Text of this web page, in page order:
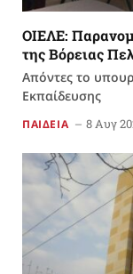
ΟΙΕΛΕ:
της Βόρειας
Απόντες το
Εκπαίδευσης
ΠΑΙΔΕΙΑ 8 Αυγ